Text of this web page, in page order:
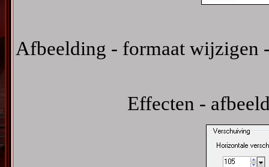
Afbeelding - formaat wijzigen
Effecten -